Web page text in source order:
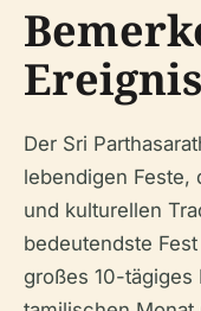
Der Sri
lebendigen Feste,
und kulturellen
bedeutendste
großes 10-tägiges